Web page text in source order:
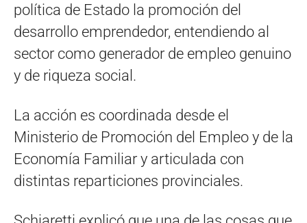
política de Estado la promoción del
desarrollo emprendedor, entendiendo al
sector como generador de empleo genuino
y de riqueza social.
La acción es coordinada desde el
Ministerio de Promoción del Empleo y de la
Economía Familiar y articulada con
distintas reparticiones provinciales.